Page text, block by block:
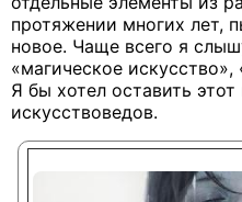
протяжении многих лет,
новое. Чаще всего я
«магическое
Я бы хотел оставить
искусствоведов.